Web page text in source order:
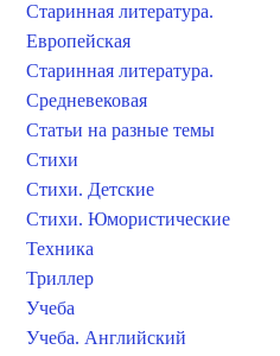
Старинная литература.
Европейская
Старинная литература.
Средневековая
Статьи на разные темы
Стихи
Стихи. Детские
Стихи. Юмористические
Техника
Триллер
Учеба
Учеба. Английский